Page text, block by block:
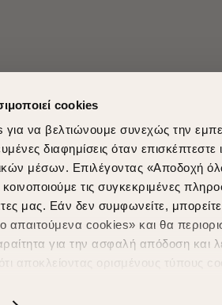
cookies
να βελτιώνουμε συνεχώς την
διαφημίσεις όταν
μέσων. Επιλέγοντας «Αποδοχή
τις συγκεκριμένες
μας. Εάν δεν συμφωνείτε,
cookies» και θα
για την ασφαλή απόδοση και
αποκλείοντας ορισμένους τύπους
Για να προσαρμόσετε τις
Shopping in secure with